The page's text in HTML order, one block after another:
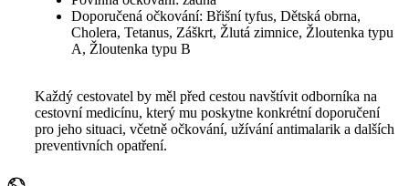
Doporučená očkování: Břišní tyfus, Dětská obrna,
Cholera, Tetanus, Záškrt, Žlutá zimnice, Žloutenka typu
A, Žloutenka typu B
Každý cestovatel by měl před cestou navštívit odborníka na
cestovní medicínu, který mu poskytne konkrétní doporučení
pro jeho situaci, včetně očkování, užívání antimalarik a dalších
preventivních opatření.